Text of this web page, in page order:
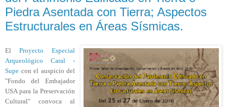
Piedra Asentada con Tierra; Aspectos
Estructurales en Áreas Sísmicas.
El Proyecto Especial
Arqueológico Caral -
Supe con el auspicio del
"Fondo del Embajador
USA para la Preservación
Cultural" convoca al